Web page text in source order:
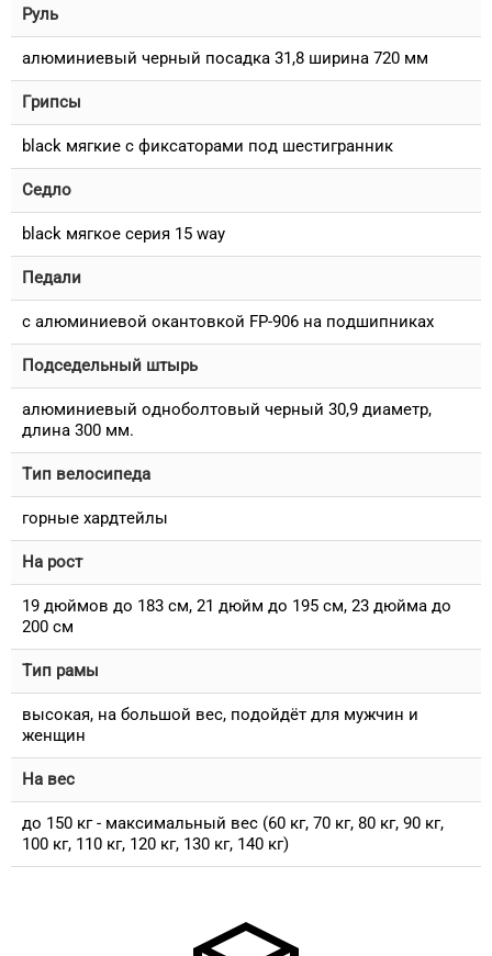
Руль
алюминиевый черный посадка 31,8 ширина 720 мм
Грипсы
black мягкие c фиксаторами под шестигранник
Седло
black мягкое серия 15 way
Педали
с алюминиевой окантовкой FP-906 на подшипниках
Подседельный штырь
алюминиевый одноболтовый черный 30,9 диаметр,
длина 300 мм.
Тип велосипеда
горные хардтейлы
На рост
19 дюймов до 183 см, 21 дюйм до 195 см, 23 дюйма до
200 см
Тип рамы
высокая, на большой вес, подойдёт для мужчин и
женщин
На вес
до 150 кг - максимальный вес (60 кг, 70 кг, 80 кг, 90 кг,
100 кг, 110 кг, 120 кг, 130 кг, 140 кг)